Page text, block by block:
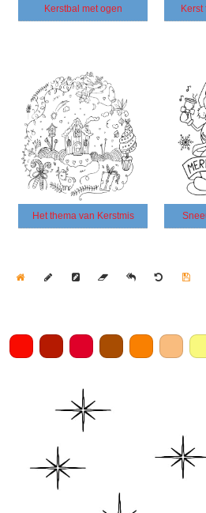
Kerstbal met ogen
Het thema van Kerstmis